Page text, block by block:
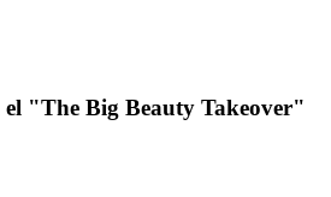
el "The Big Beauty Takeover"